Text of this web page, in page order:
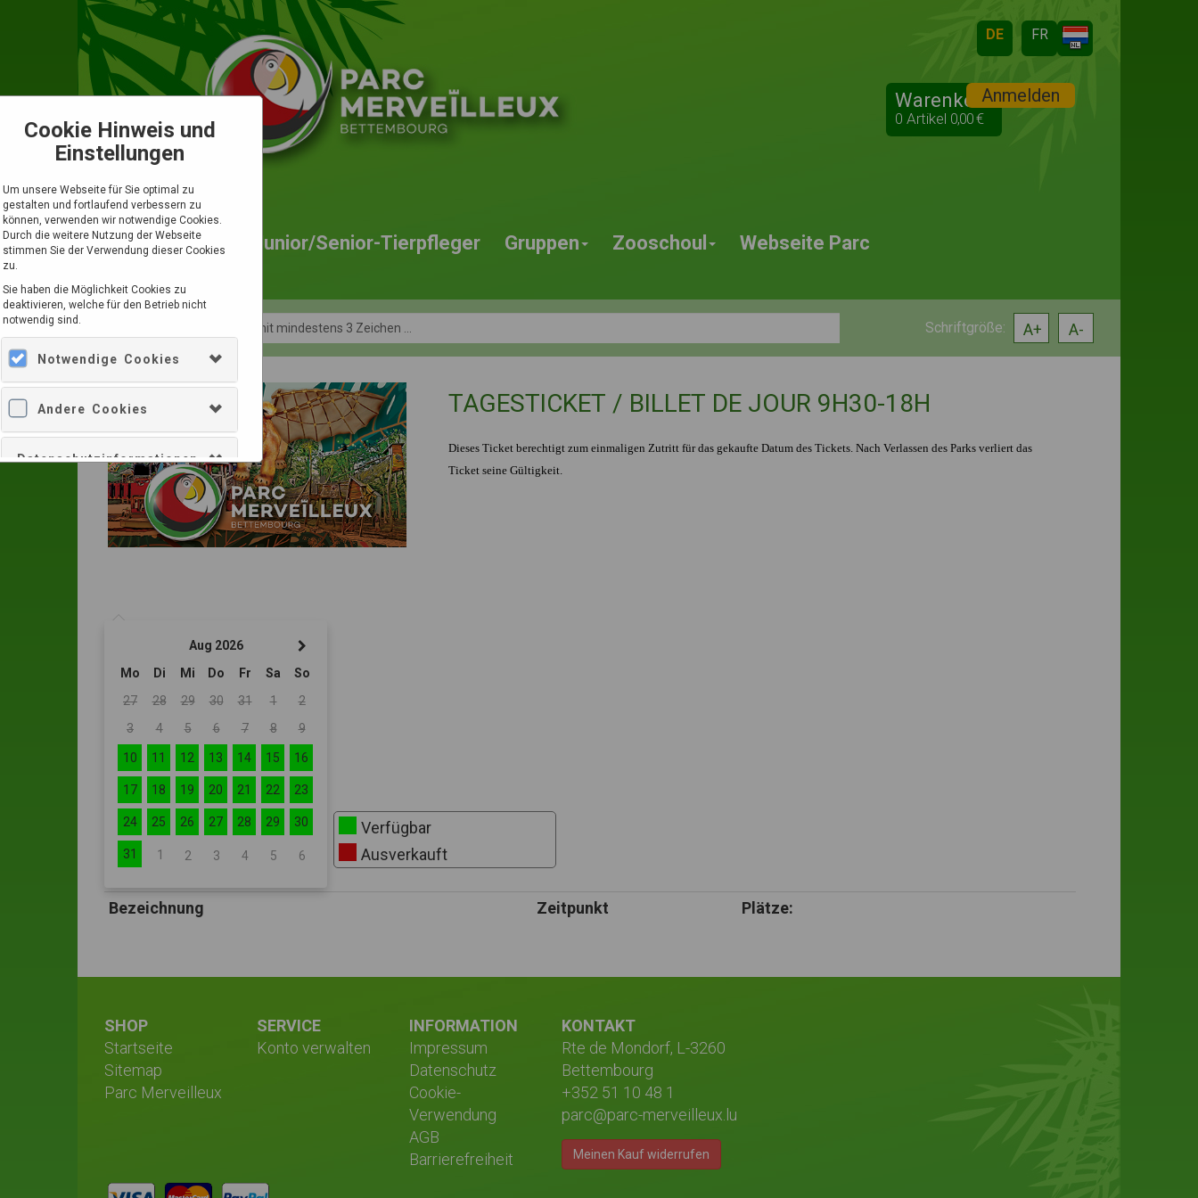
Cookie Hinweis und
Einstellungen
Um unsere Webseite für Sie optimal zu
gestalten und fortlaufend verbessern zu
können, verwenden wir notwendige Cookies.
Durch die weitere Nutzung der Webseite
stimmen Sie der Verwendung dieser Cookies
zu.
Sie haben die Möglichkeit Cookies zu
deaktivieren, welche für den Betrieb nicht
notwendig sind.
Notwendige Cookies
Andere Cookies
Datenschutzinformationen
Nur Auswahl bestätigen
Warenkorb
0 Artikel 0,00 €
Anmelden
Tagesticket Junior/Senior-Tierpfleger Gruppen Zooschoul Webseite Parc
A-
A+
TAGESTICKET / BILLET DE JOUR 9H30-18H
Dieses Ticket berechtigt zum einmaligen Zutritt für das gekaufte Datum des Tickets. Nach Verlassen des Parks verliert das
Ticket seine Gültigkeit.
Verfügbar
Bezeichnung Zeitpunkt Plätze:
SHOP
Startseite
Sitemap
Parc Merveilleux
SERVICE
Konto verwalten
INFORMATION
Impressum
Datenschutz
Cookie-
Verwendung
AGB
Barrierefreiheit
KONTAKT
Rte de Mondorf, L-3260
Bettembourg
+352 51 10 48 1
parc@parc-merveilleux.lu
Meinen Kauf widerrufen
Aug 2026
Mo
Di Mi Do Fr Sa
So
27
28 29 30 31 1
2
3
4 5 6 7 8 9
10 11 12 13 14 15 16
17 18 19 20 21 22 23
24 25 26 27 28 29 30
31 1 2 3 4 5 6